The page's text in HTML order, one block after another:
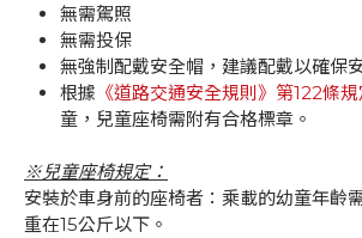
無需駕照
無需投保
無強制配戴安全帽，建議配戴以確保
根據 《道路交通安全規則》第122條規
童，兒童座椅需附有合格標章。
※兒童座椅規定：
安裝於車身前的座椅者：乘載的幼童年齡
重在15公斤以下。